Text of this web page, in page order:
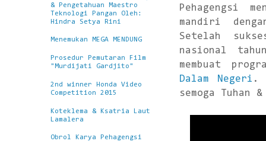
Pehagengsi
mandiri
Setelah
nasional
membuat
Dalam Negeri .
semoga Tuhan
& Pengetahuan Maestro
Teknologi Pangan Oleh:
Hindra Setya Rini
Menemukan MEGA MENDUNG
Prosedur Pemutaran Film
"Murdijati Gardjito"
2nd winner Honda Video
Competition 2015
Koteklema & Ksatria Laut
Lamalera
Obrol Karya Pehagengsi